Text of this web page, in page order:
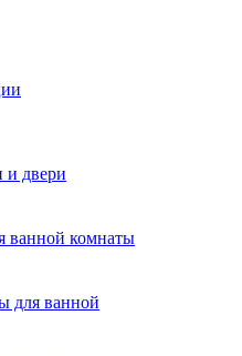
и двери
ванной комнаты
для ванной